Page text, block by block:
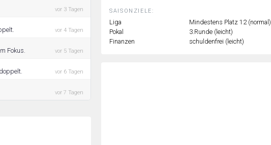
vor 3 Tagen
vor 4 Tagen
Fokus. vor 5 Tagen
vor 6 Tagen
vor 7 Tagen
SAISONZIELE:
Liga
Mindestens Platz 12 (normal)
Pokal
3.Runde (leicht)
Finanzen
schuldenfrei (leicht)